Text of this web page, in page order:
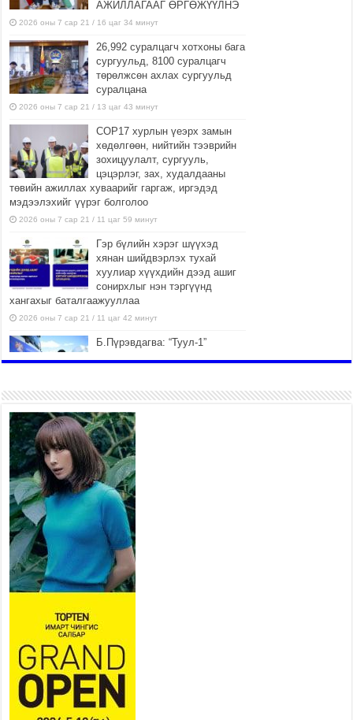
АЖИЛЛАГААГ ӨРГӨЖҮҮЛНЭ
2026 оны 7 сар 21 / 16 цаг 34 минут
26,992 суралцагч хотхоны бага
сургуульд, 8100 суралцагч
төрөлжсөн ахлах сургуульд
суралцана
2026 оны 7 сар 21 / 13 цаг 43 минут
COP17 хурлын үеэрх замын
хөдөлгөөн, нийтийн тээврийн
зохицуулалт, сургууль,
цэцэрлэг, зах, худалдааны
төвийн ажиллах хуваарийг гаргаж, иргэдэд
мэдээлэхийг үүрэг болголоо
2026 оны 7 сар 21 / 11 цаг 59 минут
Гэр бүлийн хэрэг шүүхэд
хянан шийдвэрлэх тухай
хуулиар хүүхдийн дээд ашиг
сонирхлыг нэн тэргүүнд
хангахыг баталгаажууллаа
2026 оны 7 сар 21 / 11 цаг 42 минут
Б.Пүрэвдагва: “Туул-1”
2026 оны 7 сар 21 / 10 цаг 15 минут
НИЙСЛЭЛ, АЙМГИЙН
УДИРДЛАГУУДЫН АЖЛЫГ
ХҮНД СУРТЛЫГ БУУРУУЛЖ,
ИРГЭД, АЖ АХУЙН НЭГЖИЙН
АЧААГ ХЭРХЭН ХӨНГӨЛСНӨӨР ДҮГНЭНЭ
2026 оны 7 сар 21 / 10 цаг 09 минут
Байнгын хорооны дарга
М.Мандхай Цөлжилттэй
тэмцэх тухай НҮБ-ын
конвенцын талуудын 17 дугаар
бага хурал (СОР17)-ын бэлтгэл ажлын явцтай
танилцлаа
2026 оны 7 сар 21 / 10 цаг 03 минут
Б.Пүрэвдагва: Бүтээн байгуулалтын аливаа
ажил инженерийн хангамжийн байгууллагуудын
уялдаа холбоогүйгээс саатах ёсгүй
2026 оны 7 сар 20 / 17 цаг 21 минут
“Сэлбэ 20 минутын хот” төслийн анхны 12